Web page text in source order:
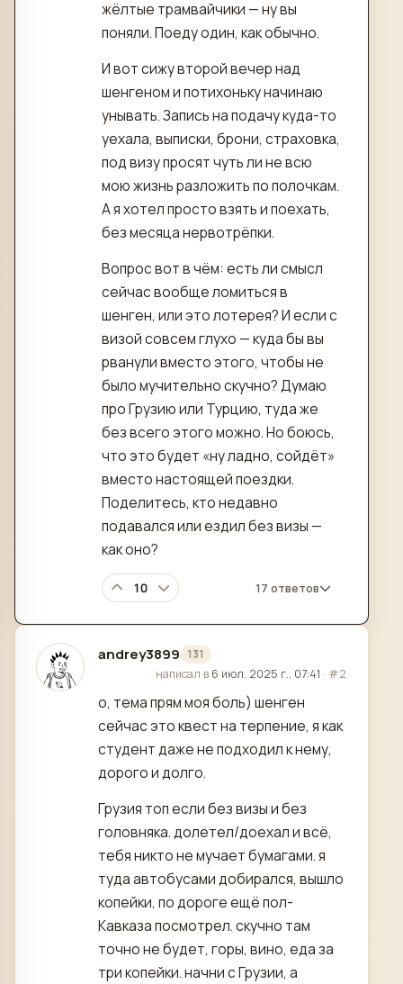
жёлтые трамвайчики — ну вы
поняли. Поеду один, как обычно.
И вот сижу второй вечер над
шенгеном и потихоньку начинаю
унывать. Запись на подачу куда-то
уехала, выписки, брони, страховка,
под визу просят чуть ли не всю
мою жизнь разложить по полочкам.
А я хотел просто взять и поехать,
без месяца нервотрёпки.
Вопрос вот в чём: есть ли смысл
сейчас вообще ломиться в
шенген, или это лотерея? И если с
визой совсем глухо — куда бы вы
рванули вместо этого, чтобы не
было мучительно скучно? Думаю
про Грузию или Турцию, туда же
без всего этого можно. Но боюсь,
что это будет «ну ладно, сойдёт»
вместо настоящей поездки.
Поделитесь, кто недавно
подавался или ездил без визы —
как оно?
10 17 ответов
andrey3899 131
отредактировано
написал в 6 июл. 2025 г., 07:41 · #2
о, тема прям моя боль) шенген
сейчас это квест на терпение, я как
студент даже не подходил к нему,
дорого и долго.
Грузия топ если без визы и без
головняка. долетел/доехал и всё,
тебя никто не мучает бумагами. я
туда автобусами добирался, вышло
копейки, по дороге ещё пол-
Кавказа посмотрел. скучно там
точно не будет, горы, вино, еда за
три копейки. начни с Грузии, а